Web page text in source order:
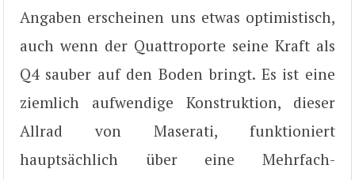
Angaben erscheinen uns etwas optimistisch,
auch wenn der Quattroporte seine Kraft als
Q4 sauber auf den Boden bringt. Es ist eine
ziemlich aufwendige Konstruktion, dieser
Allrad von Maserati, funktioniert
hauptsächlich über eine Mehrfach-